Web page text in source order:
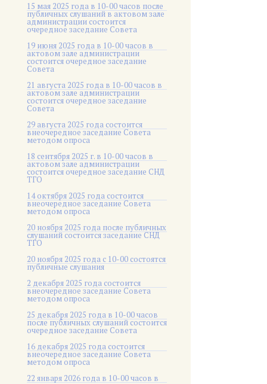
15 мая 2025 года в 10-00 часов после
публичных слушаний в актовом зале
администрации состоится
очередное заседание Совета
19 июня 2025 года в 10-00 часов в
актовом зале администрации
состоится очередное заседание
Совета
21 августа 2025 года в 10-00 часов в
актовом зале администрации
состоится очередное заседание
Совета
29 августа 2025 года состоится
внеочередное заседание Совета
методом опроса
18 сентября 2025 г. в 10-00 часов в
актовом зале администрации
состоится очередное заседание СНД
ТГО
14 октября 2025 года состоится
внеочередное заседание Совета
методом опроса
20 ноября 2025 года после публичных
слушаний состоится заседание СНД
ТГО
20 ноября 2025 года c 10-00 состоятся
публичные слушания
2 декабря 2025 года состоится
внеочередное заседание Совета
методом опроса
25 декабря 2025 года в 10-00 часов
после публичных слушаний состоится
очередное заседание Совета
16 декабря 2025 года состоится
внеочередное заседание Совета
методом опроса
22 января 2026 года в 10-00 часов в